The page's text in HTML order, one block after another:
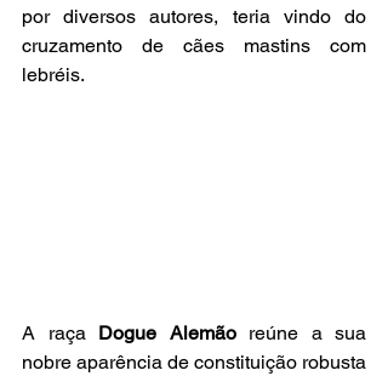
por diversos autores, teria vindo do
cruzamento de cães mastins com
lebréis.
A raça Dogue Alemão reúne a sua
nobre aparência de constituição robusta